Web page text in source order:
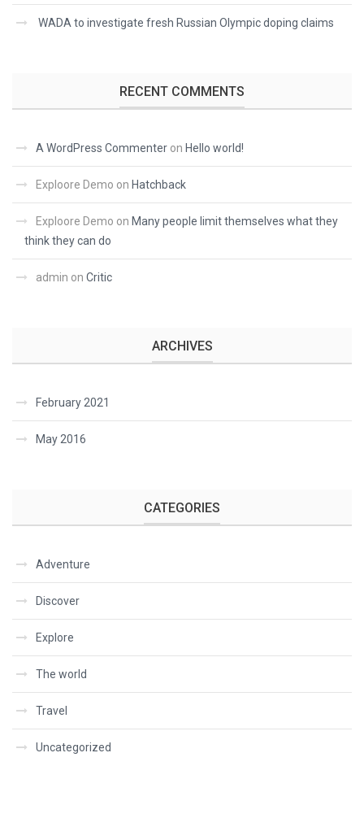
WADA to investigate fresh Russian Olympic doping claims
RECENT COMMENTS
A WordPress Commenter on Hello world!
Exploore Demo on Hatchback
Exploore Demo on Many people limit themselves what they
think they can do
admin on Critic
ARCHIVES
February 2021
May 2016
CATEGORIES
Adventure
Discover
Explore
The world
Travel
Uncategorized